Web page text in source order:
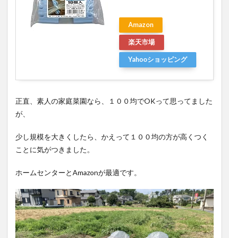
Amazon
楽天市場
Yahooショッピング
正直、素人の家庭菜園なら、１００均でOKって思ってました
が、
少し規模を大きくしたら、かえって１００均の方が高くつく
ことに気がつきました。
ホームセンターとAmazonが最適です。